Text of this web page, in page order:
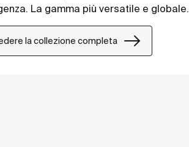
La gamma più versatile e globale.
la collezione completa